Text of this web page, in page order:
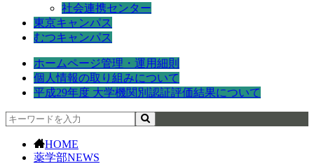
社会連携センター
東京キャンパス
むつキャンパス
ホームページ管理・運用細則
個人情報の取り組みについて
平成29年度 大学機関別認証評価結果について
HOME
薬学部NEWS